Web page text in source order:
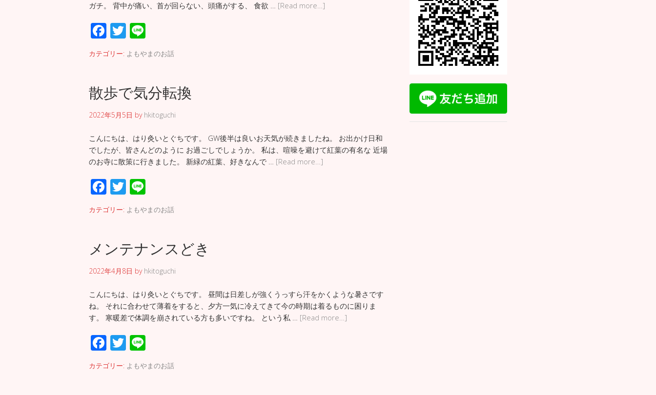
ガチ。 背中が痛い、首が回らない、頭痛がする、 食欲 … [Read more…]
F
ac
e
o
o
k
T
wi
tt
n
e
カテゴリー: よもやまのお話
散歩で気分転換
2022年5月5日 by hkitoguchi
こんにちは、はり灸いとぐちです。 GW後半は良いお天気が続きましたね。 お出かけ日和
でしたが、皆さんどのように お過ごしでしょうか。 私は、喧噪を避けて紅葉の有名な 近場
のお寺に散策に行きました。 新緑の紅葉、好きなんで … [Read more…]
F
ac
e
o
o
k
T
wi
tt
n
e
カテゴリー: よもやまのお話
メンテナンスどき
2022年4月8日 by hkitoguchi
こんにちは、はり灸いとぐちです。 昼間は日差しが強くうっすら汗をかくような暑さです
ね。 それに合わせて薄着をすると、夕方一気に冷えてきて今の時期は着るものに困りま
す。 寒暖差で体調を崩されている方も多いですね。 という私 … [Read more…]
F
ac
e
T
wi
tt
n
e
カテゴリー: よもやまのお話